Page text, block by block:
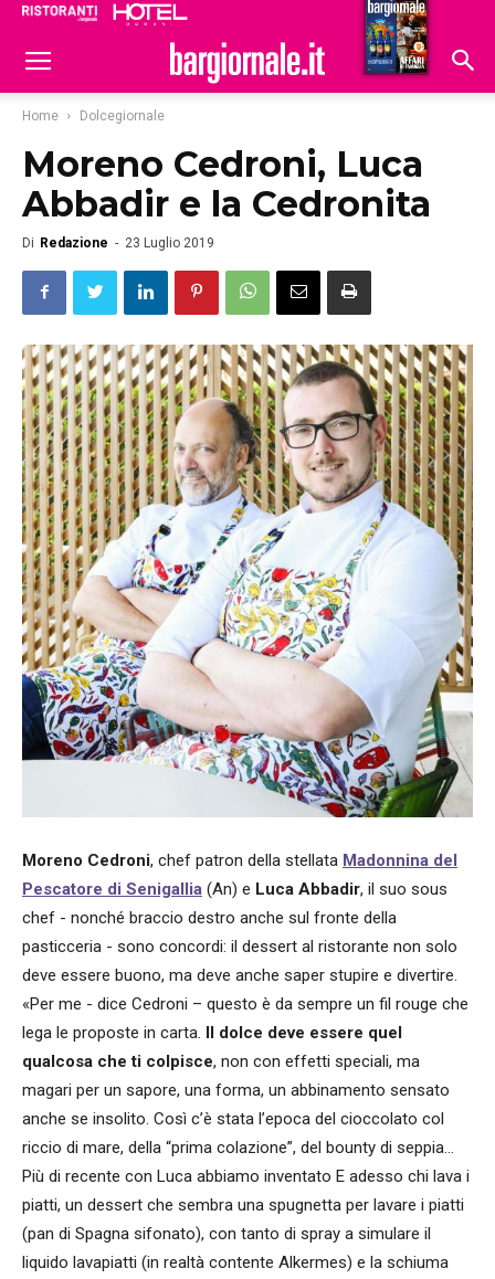
Hoteldomani
Home Dolcegiornale
Moreno Cedroni, Luca
Abbadir e la Cedronita
Di Redazione - 23 Luglio 2019
Moreno Cedroni, chef patron della stellata Madonnina del
Pescatore di Senigallia (An) e Luca Abbadir, il suo sous
chef - nonché braccio destro anche sul fronte della
pasticceria - sono concordi: il dessert al ristorante non solo
deve essere buono, ma deve anche saper stupire e divertire.
«Per me - dice Cedroni – questo è da sempre un fil rouge che
lega le proposte in carta. Il dolce deve essere quel
qualcosa che ti colpisce, non con effetti speciali, ma
magari per un sapore, una forma, un abbinamento sensato
anche se insolito. Così c’è stata l’epoca del cioccolato col
riccio di mare, della “prima colazione”, del bounty di seppia…
Più di recente con Luca abbiamo inventato E adesso chi lava i
piatti, un dessert che sembra una spugnetta per lavare i piatti
(pan di Spagna sifonato), con tanto di spray a simulare il
liquido lavapiatti (in realtà contente Alkermes) e la schiuma